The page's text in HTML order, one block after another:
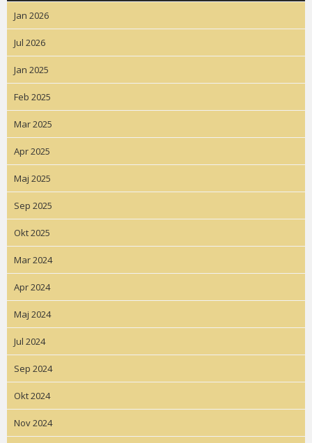
Jan 2026
Jul 2026
Jan 2025
Feb 2025
Mar 2025
Apr 2025
Maj 2025
Sep 2025
Okt 2025
Mar 2024
Apr 2024
Maj 2024
Jul 2024
Sep 2024
Okt 2024
Nov 2024